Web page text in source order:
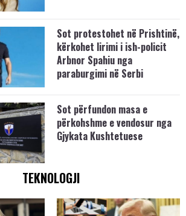
Sot protestohet në Prishtinë,
kërkohet lirimi i ish-policit
Arbnor Spahiu nga
paraburgimi në Serbi
Sot përfundon masa e
përkohshme e vendosur nga
Gjykata Kushtetuese
TEKNOLOGJI